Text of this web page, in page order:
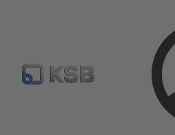
Catalogue produits